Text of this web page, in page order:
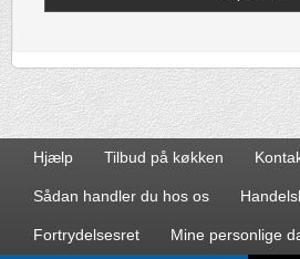
Hjælp Tilbud på køkken
Sådan handler du hos os
Fortrydelsesret Mine personlige